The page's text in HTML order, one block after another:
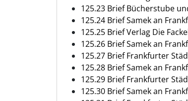
125.23 Brief Bücherstube
125.24 Brief Samek an
125.25 Brief Verlag Die
125.26 Brief Samek an
125.27 Brief Frankfurter
125.28 Brief Samek an
125.29 Brief Frankfurter
125.30 Brief Samek an